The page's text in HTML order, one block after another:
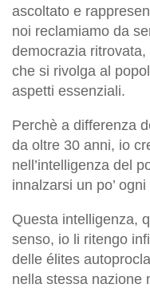
ascoltato e
noi reclamiamo da
democrazia
che si rivolga al
aspetti essenziali.
Perchè a differenza
da oltre 30 anni, io
nell’intelligenza del
innalzarsi un po’
Questa intelligenza,
senso, io li ritengo
delle élites
nella stessa nazione